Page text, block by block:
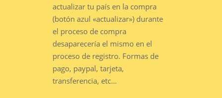
actualizar tu país en la compra
(botón azul «actualizar») durante
el proceso de compra
desaparecería el mismo en el
proceso de registro. Formas de
pago, paypal, tarjeta,
transferencia, etc…